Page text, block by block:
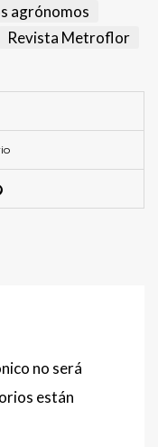
agrónomos
Revista Metroflor
no será
están